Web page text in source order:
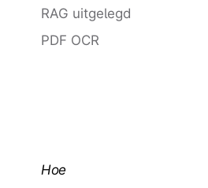
RAG uitgelegd
PDF OCR
Hoe